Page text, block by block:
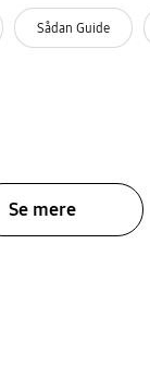
Sådan Guide
Se mere